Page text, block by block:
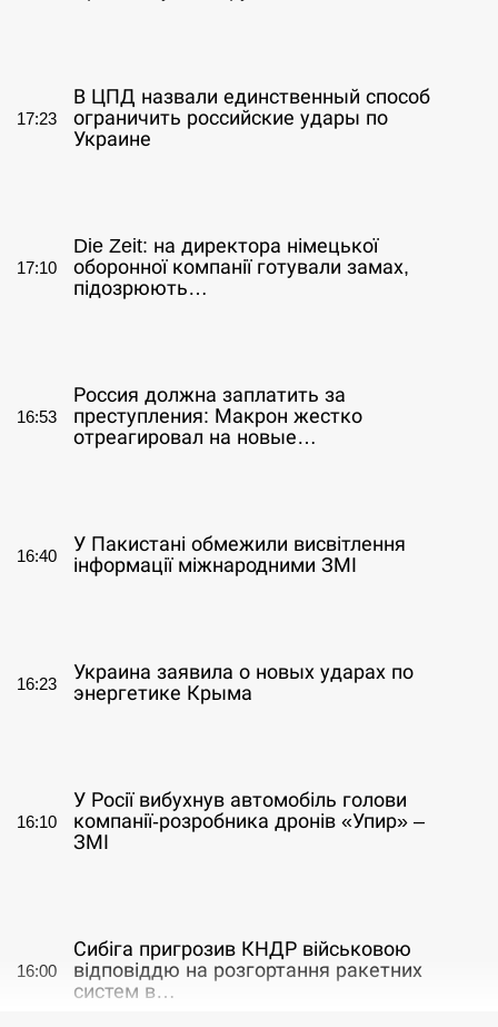
17:23
В ЦПД назвали единственный способ
ограничить российские удары по
Украине
17:10
Die Zeit: на директора німецької
оборонної компанії готували замах,
підозрюють…
16:53
Россия должна заплатить за
преступления: Макрон жестко
отреагировал на новые…
16:40
У Пакистані обмежили висвітлення
інформації міжнародними ЗМІ
16:23
Украина заявила о новых ударах по
энергетике Крыма
16:10
У Росії вибухнув автомобіль голови
компанії-розробника дронів «Упир» –
ЗМІ
16:00
Сибіга пригрозив КНДР військовою
відповіддю на розгортання ракетних
систем в…